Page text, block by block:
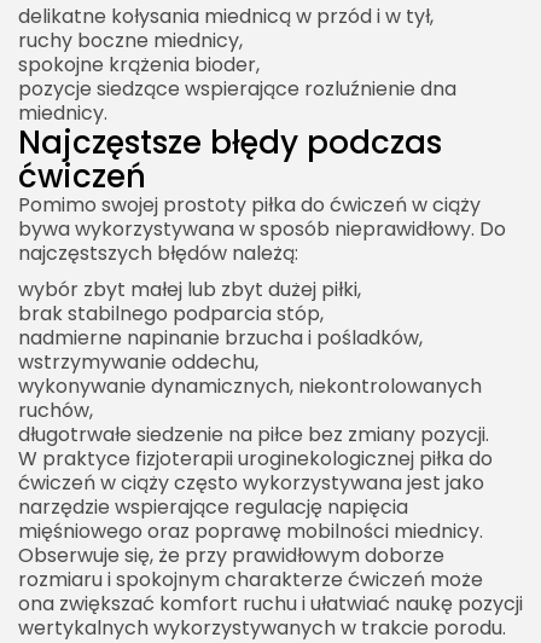
delikatne kołysania miednicą w przód i w tył,
ruchy boczne miednicy,
spokojne krążenia bioder,
pozycje siedzące wspierające rozluźnienie dna
miednicy.
Najczęstsze błędy podczas
ćwiczeń
Pomimo swojej prostoty piłka do ćwiczeń w ciąży
bywa wykorzystywana w sposób nieprawidłowy. Do
najczęstszych błędów należą:
wybór zbyt małej lub zbyt dużej piłki,
brak stabilnego podparcia stóp,
nadmierne napinanie brzucha i pośladków,
wstrzymywanie oddechu,
wykonywanie dynamicznych, niekontrolowanych
ruchów,
długotrwałe siedzenie na piłce bez zmiany pozycji.
W praktyce fizjoterapii uroginekologicznej piłka do
ćwiczeń w ciąży często wykorzystywana jest jako
narzędzie wspierające regulację napięcia
mięśniowego oraz poprawę mobilności miednicy.
Obserwuje się, że przy prawidłowym doborze
rozmiaru i spokojnym charakterze ćwiczeń może
ona zwiększać komfort ruchu i ułatwiać naukę pozycji
wertykalnych wykorzystywanych w trakcie porodu.